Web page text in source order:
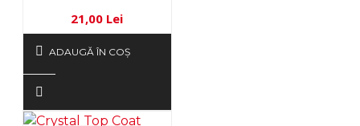
21,00 Lei
ADAUGĂ ÎN COŞ